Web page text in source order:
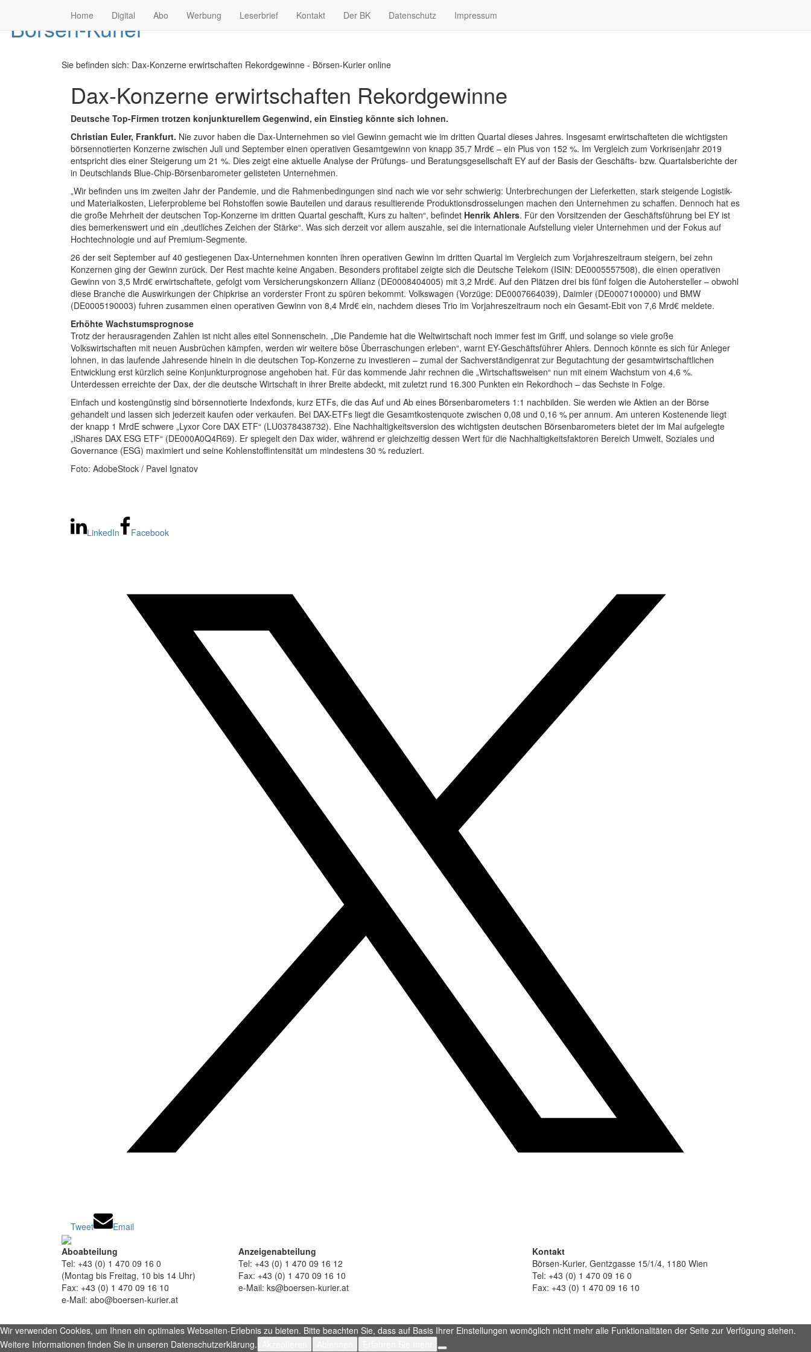
Home Digital Abo Werbung Leserbrief Kontakt Der BK Datenschutz Impressum
Sie befinden sich: Dax-Konzerne erwirtschaften Rekordgewinne - Börsen-Kurier online
Dax-Konzerne erwirtschaften Rekordgewinne
Deutsche Top-Firmen trotzen konjunkturellem Gegenwind, ein Einstieg könnte sich lohnen.
Christian Euler, Frankfurt. Nie zuvor haben die Dax-Unternehmen so viel Gewinn gemacht wie im dritten Quartal dieses Jahres. Insgesamt erwirtschafteten die wichtigsten
börsennotierten Konzerne zwischen Juli und September einen operativen Gesamtgewinn von knapp 35,7 Mrd€ – ein Plus von 152 %. Im Vergleich zum Vorkrisenjahr 2019
entspricht dies einer Steigerung um 21 %. Dies zeigt eine aktuelle Analyse der Prüfungs- und Beratungsgesellschaft EY auf der Basis der Geschäfts- bzw. Quartalsberichte der
in Deutschlands Blue-Chip-Börsenbarometer gelisteten Unternehmen.
„Wir befinden uns im zweiten Jahr der Pandemie, und die Rahmenbedingungen sind nach wie vor sehr schwierig: Unterbrechungen der Lieferketten, stark steigende Logistik-
und Materialkosten, Lieferprobleme bei Rohstoffen sowie Bauteilen und daraus resultierende Produktionsdrosselungen machen den Unternehmen zu schaffen. Dennoch hat es
die große Mehrheit der deutschen Top-Konzerne im dritten Quartal geschafft, Kurs zu halten“, befindet Henrik Ahlers. Für den Vorsitzenden der Geschäftsführung bei EY ist
dies bemerkenswert und ein „deutliches Zeichen der Stärke“. Was sich derzeit vor allem auszahle, sei die internationale Aufstellung vieler Unternehmen und der Fokus auf
Hochtechnologie und auf Premium-Segmente.
26 der seit September auf 40 gestiegenen Dax-Unternehmen konnten ihren operativen Gewinn im dritten Quartal im Vergleich zum Vorjahreszeitraum steigern, bei zehn
Konzernen ging der Gewinn zurück. Der Rest machte keine Angaben. Besonders profitabel zeigte sich die Deutsche Telekom (ISIN: DE0005557508), die einen operativen
Gewinn von 3,5 Mrd€ erwirtschaftete, gefolgt vom Versicherungskonzern Allianz (DE0008404005) mit 3,2 Mrd€. Auf den Plätzen drei bis fünf folgen die Autohersteller – obwohl
diese Branche die Auswirkungen der Chipkrise an vorderster Front zu spüren bekommt. Volkswagen (Vorzüge: DE0007664039), Daimler (DE0007100000) und BMW
(DE0005190003) fuhren zusammen einen operativen Gewinn von 8,4 Mrd€ ein, nachdem dieses Trio im Vorjahreszeitraum noch ein Gesamt-Ebit von 7,6 Mrd€ meldete.
Erhöhte Wachstumsprognose
Trotz der herausragenden Zahlen ist nicht alles eitel Sonnenschein. „Die Pandemie hat die Weltwirtschaft noch immer fest im Griff, und solange so viele große
Volkswirtschaften mit neuen Ausbrüchen kämpfen, werden wir weitere böse Überraschungen erleben“, warnt EY-Geschäftsführer Ahlers. Dennoch könnte es sich für Anleger
lohnen, in das laufende Jahresende hinein in die deutschen Top-Konzerne zu investieren – zumal der Sachverständigenrat zur Begutachtung der gesamtwirtschaftlichen
Entwicklung erst kürzlich seine Konjunkturprognose angehoben hat. Für das kommende Jahr rechnen die „Wirtschaftsweisen“ nun mit einem Wachstum von 4,6 %.
Unterdessen erreichte der Dax, der die deutsche Wirtschaft in ihrer Breite abdeckt, mit zuletzt rund 16.300 Punkten ein Rekordhoch – das Sechste in Folge.
Einfach und kostengünstig sind börsennotierte Indexfonds, kurz ETFs, die das Auf und Ab eines Börsenbarometers 1:1 nachbilden. Sie werden wie Aktien an der Börse
gehandelt und lassen sich jederzeit kaufen oder verkaufen. Bei DAX-ETFs liegt die Gesamtkostenquote zwischen 0,08 und 0,16 % per annum. Am unteren Kostenende liegt
der knapp 1 MrdE schwere „Lyxor Core DAX ETF“ (LU0378438732). Eine Nachhaltigkeitsversion des wichtigsten deutschen Börsenbarometers bietet der im Mai aufgelegte
„iShares DAX ESG ETF“ (DE000A0Q4R69). Er spiegelt den Dax wider, während er gleichzeitig dessen Wert für die Nachhaltigkeitsfaktoren Bereich Umwelt, Soziales und
Governance (ESG) maximiert und seine Kohlenstoffintensität um mindestens 30 % reduziert.
Foto: AdobeStock / Pavel Ignatov
LinkedIn Facebook
Tweet Email
Aboabteilung
Tel: +43 (0) 1 470 09 16 0
(Montag bis Freitag, 10 bis 14 Uhr)
Fax: +43 (0) 1 470 09 16 10
e-Mail: abo@boersen-kurier.at
Anzeigenabteilung
Tel: +43 (0) 1 470 09 16 12
Fax: +43 (0) 1 470 09 16 10
e-Mail: ks@boersen-kurier.at
Kontakt
Börsen-Kurier, Gentzgasse 15/1/4, 1180 Wien
Tel: +43 (0) 1 470 09 16 0
Fax: +43 (0) 1 470 09 16 10
Wir verwenden Cookies, um Ihnen ein optimales Webseiten-Erlebnis zu bieten. Bitte beachten Sie, dass auf Basis Ihrer Einstellungen womöglich nicht mehr alle Funktionalitäten der Seite zur Verfügung stehen.
Weitere Informationen finden Sie in unseren Datenschutzerklärung.